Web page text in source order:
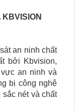
an ninh chất
bởi Kbvision,
an ninh và
bị công nghệ
nét và chất